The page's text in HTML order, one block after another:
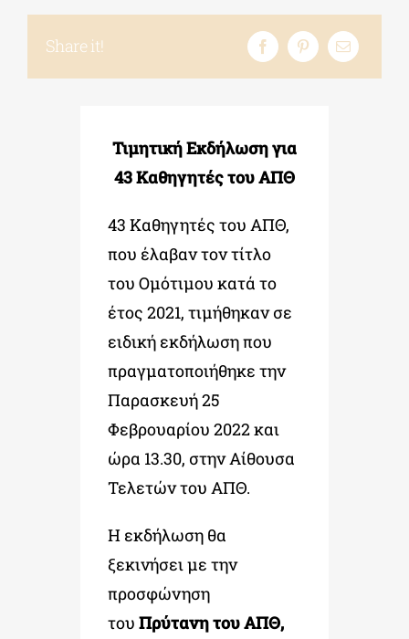
ΔΙΔΑΚΤΟΡΙΚΑ
ΠΟΛΙΤΙΣΤΙΚΟΙ ΦΟΡΕΙΣ
Share it!
Τιμητική Εκδήλωση για
43 Καθηγητές του ΑΠΘ
43 Καθηγητές του ΑΠΘ,
που έλαβαν τον τίτλο
του Ομότιμου κατά το
έτος 2021, τιμήθηκαν σε
ειδική εκδήλωση που
πραγματοποιήθηκε την
Παρασκευή 25
Φεβρουαρίου 2022 και
ώρα 13.30, στην Αίθουσα
Τελετών του ΑΠΘ.
Η εκδήλωση θα
ξεκινήσει με την
προσφώνηση
τουΠρύτανη του ΑΠΘ,